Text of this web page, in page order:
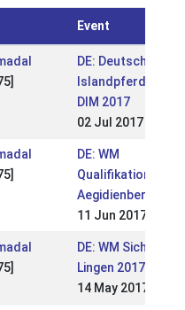
Event
DE: Deutsche
DIM 2017
02 Jul 2017
DE: WM
Aegidienberg 2017
11 Jun 2017
DE: WM Sichtung
Lingen 2017
14 May 2017